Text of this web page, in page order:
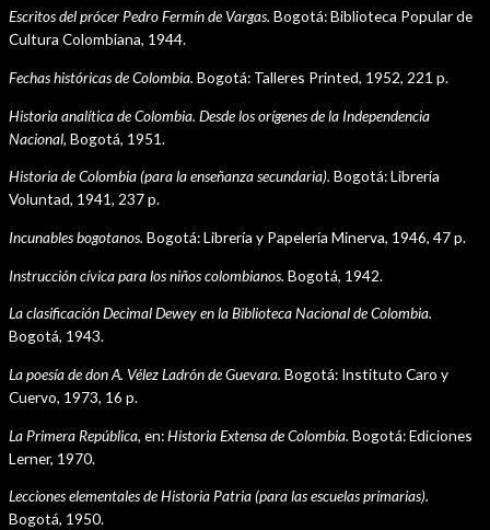
Escritos del prócer Pedro Fermín de Vargas. Bogotá: Biblioteca Popular de
Cultura Colombiana, 1944.
Fechas históricas de Colombia. Bogotá: Talleres Printed, 1952, 221 p.
Historia analítica de Colombia. Desde los orígenes de la Independencia
Nacional, Bogotá, 1951.
Historia de Colombia (para la enseñanza secundaria). Bogotá: Librería
Voluntad, 1941, 237 p.
Incunables bogotanos. Bogotá: Librería y Papelería Minerva, 1946, 47 p.
Instrucción cívica para los niños colombianos. Bogotá, 1942.
La clasificación Decimal Dewey en la Biblioteca Nacional de Colombia.
Bogotá, 1943.
La poesía de don A. Vélez Ladrón de Guevara. Bogotá: Instituto Caro y
Cuervo, 1973, 16 p.
La Primera República, en:Historia Extensa de Colombia. Bogotá: Ediciones
Lerner, 1970.
Lecciones elementales de Historia Patria (para las escuelas primarias).
Bogotá, 1950.